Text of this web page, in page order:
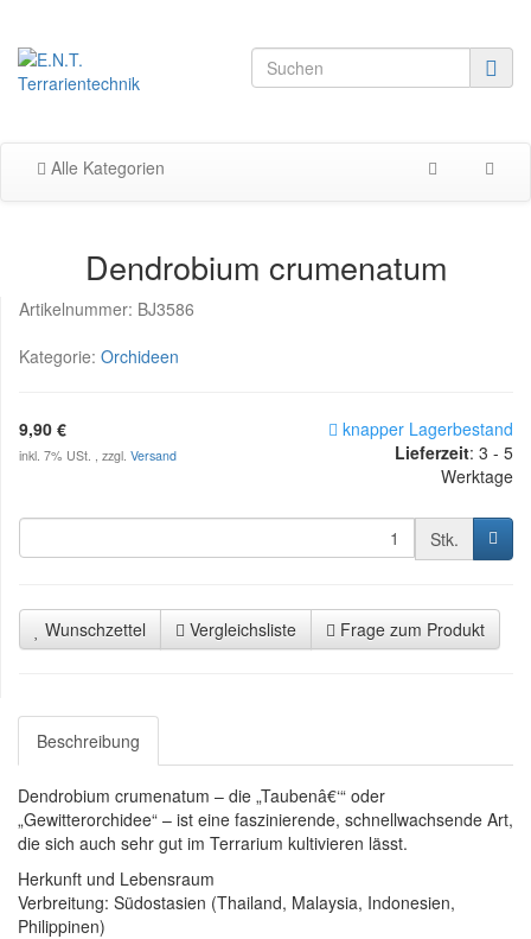
Alle Kategorien
Dendrobium crumenatum
Artikelnummer: BJ3586
Kategorie: Orchideen
9,90 €
inkl. 7% USt. , zzgl. Versand
knapper Lagerbestand
Lieferzeit: 3 - 5
Werktage
Stk.
Wunschzettel Vergleichsliste Frage zum Produkt
Beschreibung
Dendrobium crumenatum – die „Taubenâ€‘“ oder
„Gewitterorchidee“ – ist eine faszinierende, schnellwachsende Art,
die sich auch sehr gut im Terrarium kultivieren lässt.
Herkunft und Lebensraum
Verbreitung: Südostasien (Thailand, Malaysia, Indonesien,
Philippinen)